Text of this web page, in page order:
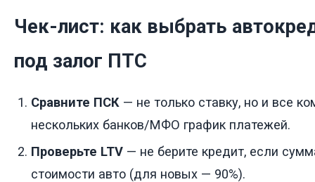
Чек-лист: как выбрать
под залог ПТС
Сравните ПСК — не только ставку, но и все
нескольких банков/МФО график платежей.
Проверьте LTV — не берите кредит, если
стоимости авто (для новых — 90%).